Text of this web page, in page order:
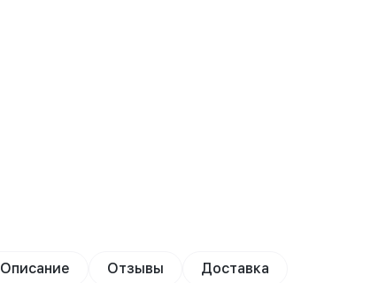
Описание Отзывы Доставка